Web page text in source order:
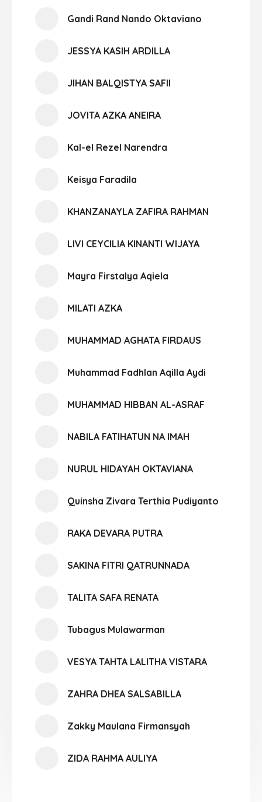
Gandi Rand Nando Oktaviano
JESSYA KASIH ARDILLA
JIHAN BALQISTYA SAFII
JOVITA AZKA ANEIRA
Kal-el Rezel Narendra
Keisya Faradila
KHANZANAYLA ZAFIRA RAHMAN
LIVI CEYCILIA KINANTI WIJAYA
Mayra Firstalya Aqiela
MILATI AZKA
MUHAMMAD AGHATA FIRDAUS
Muhammad Fadhlan Aqilla Aydi
MUHAMMAD HIBBAN AL-ASRAF
NABILA FATIHATUN NA IMAH
NURUL HIDAYAH OKTAVIANA
Quinsha Zivara Terthia Pudiyanto
RAKA DEVARA PUTRA
SAKINA FITRI QATRUNNADA
TALITA SAFA RENATA
Tubagus Mulawarman
VESYA TAHTA LALITHA VISTARA
ZAHRA DHEA SALSABILLA
Zakky Maulana Firmansyah
ZIDA RAHMA AULIYA